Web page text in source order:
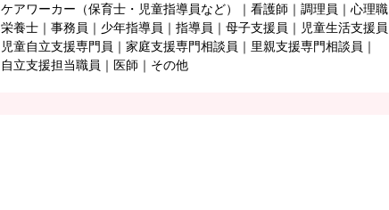
ケアワーカー（保育士・児童指導員など）
看護師 調理員
心理職
栄養士
事務員 少年指導員 指導員 母子支援員
児童生活支援員
児童自立支援専門員
家庭支援専門相談員
里親支援専門相談員
自立支援担当職員
医師 その他